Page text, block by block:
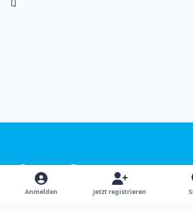
Light ModeDark ModeSystem Preference
Sprachen Design
Anmelden Jetzt registrieren